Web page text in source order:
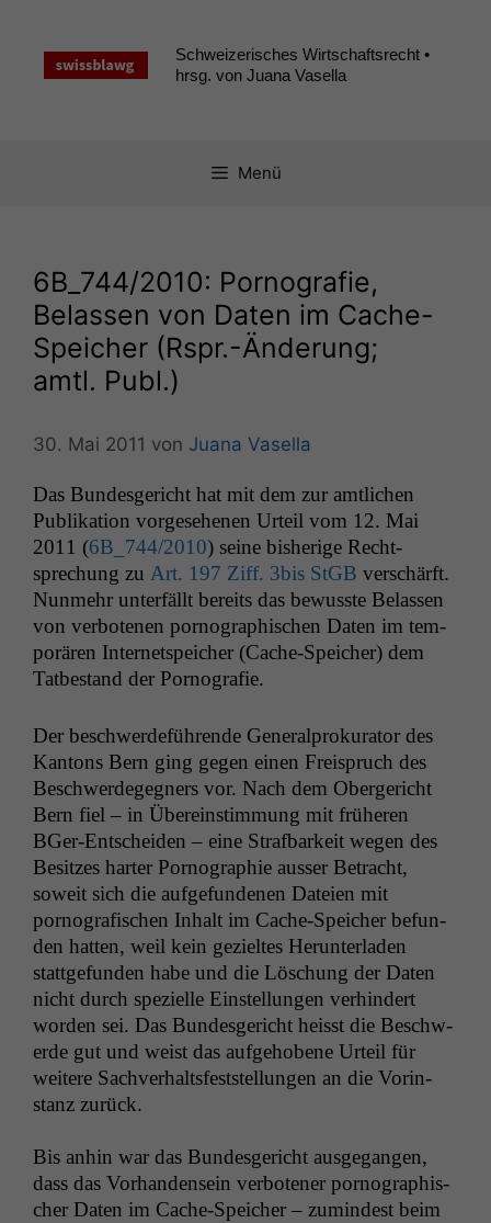
springen
Schweizerisches Wirtschaftsrecht •
hrsg. von Juana Vasella
Menü
6B_744/2010: Pornografie,
Belassen von Daten im Cache-
Speicher (Rspr.-Änderung;
amtl. Publ.)
30. Mai 2011 von Juana Vasella
Das Bun­des­gericht hat mit dem zur amtlichen
Pub­lika­tion vorge­se­henen Urteil vom 12. Mai
2011 (6B_744/2010) seine bish­erige Recht­
sprechung zu Art. 197 Ziff. 3bis StGB ver­schärft.
Nun­mehr unter­fällt bere­its das bewusste Belassen
von ver­bote­nen pornographis­chen Dat­en im tem­
porären Inter­net­spe­ich­er (Cache-Spe­ich­er) dem
Tatbe­stand der Pornografie.
Der beschw­erde­führende Gen­er­al­proku­ra­tor des
Kan­tons Bern ging gegen einen Freis­pruch des
Beschw­erdegeg­n­ers vor. Nach dem Oberg­ericht
Bern fiel – in Übere­in­stim­mung mit früheren
BGer-Entschei­den – eine Straf­barkeit wegen des
Besitzes har­ter Pornogra­phie auss­er Betra­cht,
soweit sich die aufge­fun­de­nen Dateien mit
pornografis­chen Inhalt im Cache-Spe­ich­er befun­
den hat­ten, weil kein gezieltes Herun­ter­laden
stattge­fun­den habe und die Löschung der Dat­en
nicht durch spezielle Ein­stel­lun­gen ver­hin­dert
wor­den sei. Das Bun­des­gericht heisst die Beschw­
erde gut und weist das aufge­hobene Urteil für
weit­ere Sachver­halts­fest­stel­lun­gen an die Vorin­
stanz zurück.
Bis anhin war das Bun­des­gericht aus­ge­gan­gen,
dass das Vorhan­den­sein ver­boten­er pornographis­
ch­er Dat­en im Cache-Spe­ich­er – zumin­d­est beim